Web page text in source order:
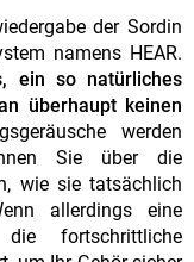
der Sordin
namens HEAR.
ein so natürliches
überhaupt keinen
werden
Sie über die
wie sie tatsächlich
allerdings eine
fortschrittliche